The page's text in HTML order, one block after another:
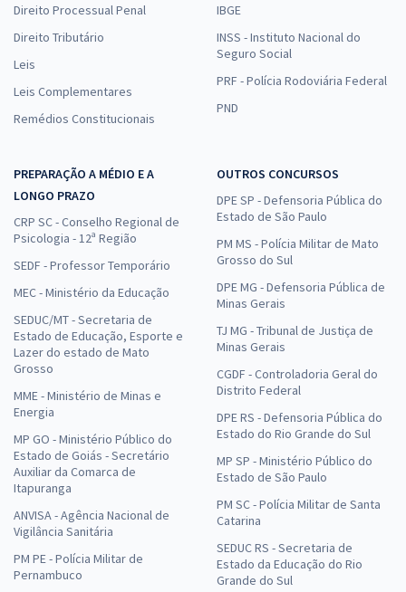
Direito Processual Penal
Direito Tributário
Leis
Leis Complementares
Remédios Constitucionais
IBGE
INSS - Instituto Nacional do
Seguro Social
PRF - Polícia Rodoviária Federal
PND
PREPARAÇÃO A MÉDIO E A
LONGO PRAZO
CRP SC - Conselho Regional de
Psicologia - 12ª Região
SEDF - Professor Temporário
MEC - Ministério da Educação
SEDUC/MT - Secretaria de
Estado de Educação, Esporte e
Lazer do estado de Mato
Grosso
MME - Ministério de Minas e
Energia
MP GO - Ministério Público do
Estado de Goiás - Secretário
Auxiliar da Comarca de
Itapuranga
ANVISA - Agência Nacional de
Vigilância Sanitária
PM PE - Polícia Militar de
Pernambuco
OUTROS CONCURSOS
DPE SP - Defensoria Pública do
Estado de São Paulo
PM MS - Polícia Militar de Mato
Grosso do Sul
DPE MG - Defensoria Pública de
Minas Gerais
TJ MG - Tribunal de Justiça de
Minas Gerais
CGDF - Controladoria Geral do
Distrito Federal
DPE RS - Defensoria Pública do
Estado do Rio Grande do Sul
MP SP - Ministério Público do
Estado de São Paulo
PM SC - Polícia Militar de Santa
Catarina
SEDUC RS - Secretaria de
Estado da Educação do Rio
Grande do Sul